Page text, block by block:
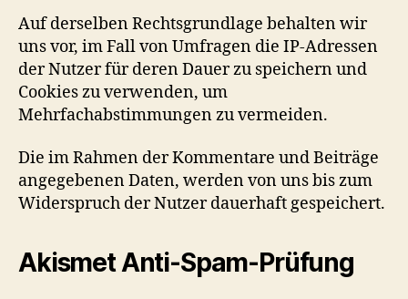
Auf derselben Rechtsgrundlage behalten wir
uns vor, im Fall von Umfragen die IP-Adressen
der Nutzer für deren Dauer zu speichern und
Cookies zu verwenden, um
Mehrfachabstimmungen zu vermeiden.
Die im Rahmen der Kommentare und Beiträge
angegebenen Daten, werden von uns bis zum
Widerspruch der Nutzer dauerhaft gespeichert.
Akismet Anti-Spam-Prüfung